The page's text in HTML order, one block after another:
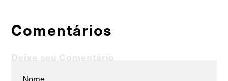
Comentários
Deixe seu Comentário